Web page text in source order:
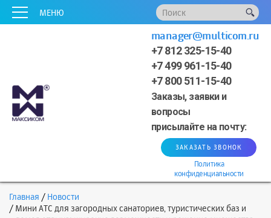
МЕНЮ
+7 812 325-15-40
+7 499 961-15-40
+7 800 511-15-40
Заказы, заявки и
вопросы
присылайте на почту:
manager@multicom.ru
ЗАКАЗАТЬ ЗВОНОК
Политика
конфиденциальности
Главная
Новости
Мини АТС для загородных санаториев, туристических баз и
xxxxx